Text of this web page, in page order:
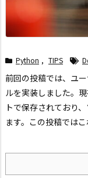
Python , TIPS
前回の投稿では、ユ
ルを実装しました。
トで保存されており
ます。 この投稿では